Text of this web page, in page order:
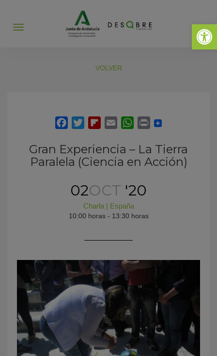
Abrir
Abrir
VOLVER
Gran Experiencia – La Tierra
Paralela (Ciencia en Acción)
02OCT '20
Charla| España
10:00 horas - 13:30 horas